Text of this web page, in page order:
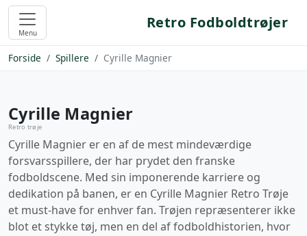
Menu
Retro Fodboldtrøjer
Forside Spillere Cyrille Magnier
Cyrille Magnier
Retro trøje
Cyrille Magnier er en af de mest mindeværdige
forsvarsspillere, der har prydet den franske
fodboldscene. Med sin imponerende karriere og
dedikation på banen, er en Cyrille Magnier Retro Trøje
et must-have for enhver fan. Trøjen repræsenterer ikke
blot et stykke tøj, men en del af fodboldhistorien, hvor